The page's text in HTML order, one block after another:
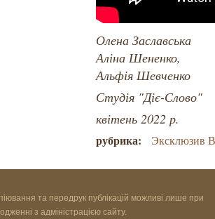
Олена Заславська
Аліна Шененко,
Альфія Шевченко
Студія "Діє-Слово"
квітень 2022 р.
рубрика: Эксклюзив
та передрук публікацій можливі лише при
з адміністрацією сайту.